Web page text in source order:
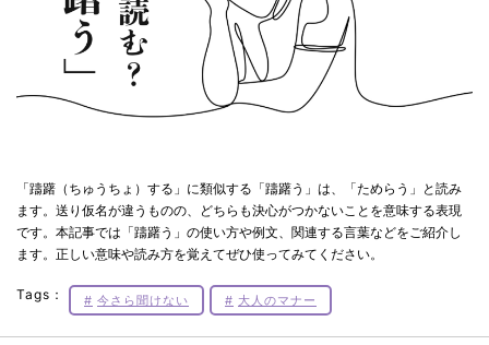
「躊躇（ちゅうちょ）する」に類似する「躊躇う」は、「ためらう」と読み
ます。送り仮名が違うものの、どちらも決心がつかないことを意味する表現
です。本記事では「躊躇う」の使い方や例文、関連する言葉などをご紹介し
ます。正しい意味や読み方を覚えてぜひ使ってみてください。
Tags： 今さら聞けない 大人のマナー